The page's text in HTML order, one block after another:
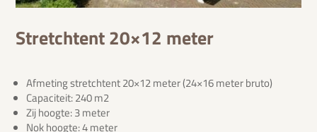
Stretchtent 20×12 meter
Afmeting stretchtent 20×12 meter (24×16 meter bruto)
Capaciteit: 240 m2
Zij hoogte: 3 meter
Nok hoogte: 4 meter